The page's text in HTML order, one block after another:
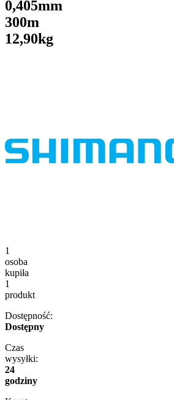
0,405mm
300m
12,90kg
1
osoba
kupiła
1
produkt
Dostępność:
Dostępny
Czas
wysyłki:
24
godziny